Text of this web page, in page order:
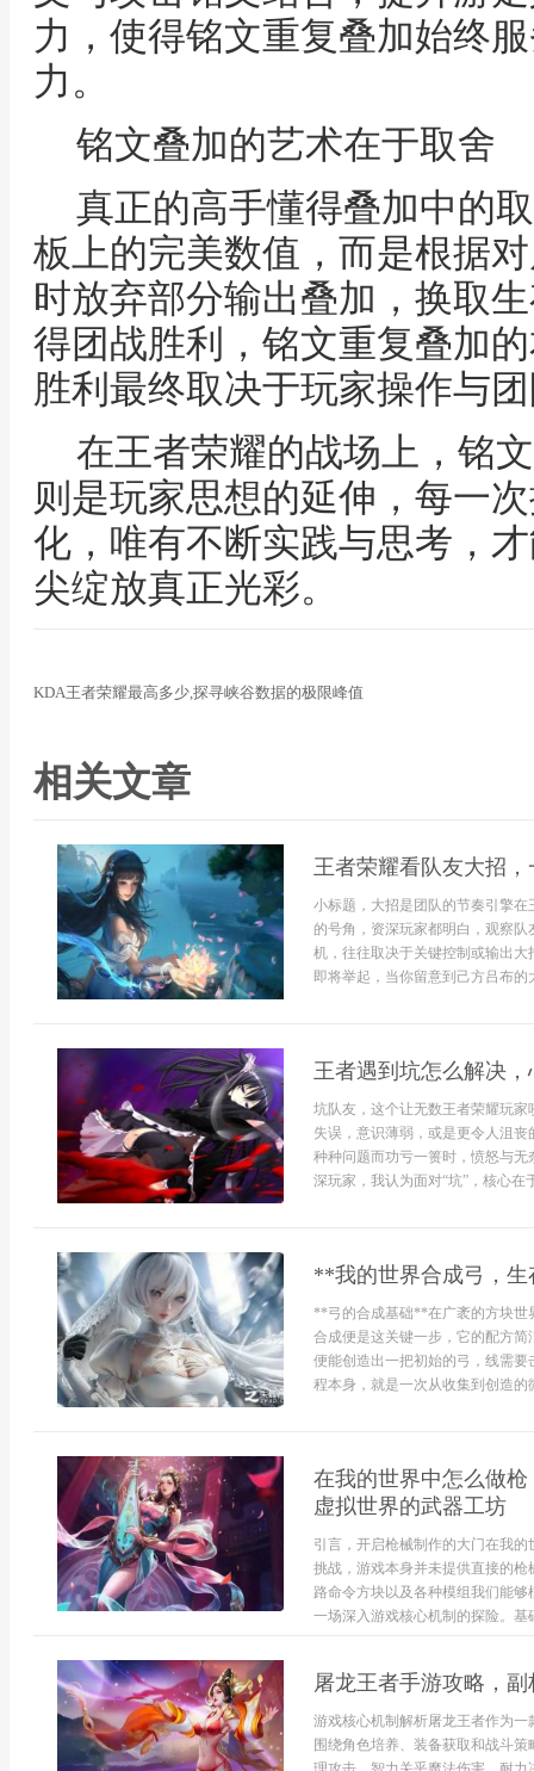
力，使得铭文重复叠加始终
力。
铭文叠加的艺术在于取舍
真正的高手懂得叠加中的
板上的完美数值，而是根据
时放弃部分输出叠加，换取
得团战胜利，铭文重复叠加
胜利最终取决于玩家操作与
在王者荣耀的战场上，铭
则是玩家思想的延伸，每一
化，唯有不断实践与思考，
尖绽放真正光彩。
KDA王者荣耀最高多少,探寻峡谷数据的极限峰值
相关文章
王者荣耀看队友大招
小标题，大招是团队的节奏引擎
的号角，资深玩家都明白，观察
机，往往取决于关键控制或输出
即将举起，当你留意到己方吕布
王者遇到坑怎么解决
坑队友，这个让无数王者荣耀玩
失误，意识薄弱，或是更令人沮
种种问题而功亏一篑时，愤怒与
深玩家，我认为面对“坑”，核心在
**我的世界合成弓，
**弓的合成基础**在广袤的方块世
合成便是这关键一步，它的配方
便能创造出一把初始的弓，线需
程本身，就是一次从收集到创造
在我的世界中怎么做
虚拟世界的武器工坊
引言，开启枪械制作的大门在我
挑战，游戏本身并未提供直接的
路命令方块以及各种模组我们能
一场深入游戏核心机制的探险。基
屠龙王者手游攻略，
游戏核心机制解析屠龙王者作为
围绕角色培养、装备获取和战斗